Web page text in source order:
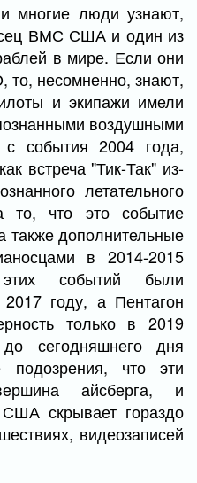
многие люди узнают,
ВМС США и один из
в мире. Если они
то, несомненно, знают,
и экипажи имели
воздушными
события 2004 года,
встреча "Тик-Так" из-
летательного
то, что это событие
также дополнительные
в 2014-2015
событий были
году, а Пентагон
только в 2019
сегодняшнего дня
подозрения, что эти
айсберга, и
скрывает гораздо
видеозаписей